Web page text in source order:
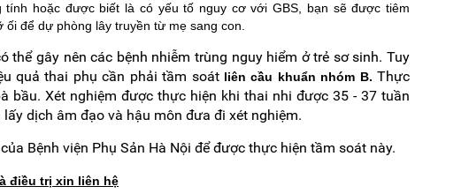
tính hoặc được biết là có yếu tố nguy cơ với GBS, bạn sẽ được tiêm
ối để dự phòng lây truyền từ mẹ sang con.
thể gây nên các bệnh nhiễm trùng nguy hiểm ở trẻ sơ sinh. Tuy
quả thai phụ cần phải tầm soát liên cầu khuẩn nhóm B.Thực
bầu. Xét nghiệm được thực hiện khi thai nhi được 35 - 37 tuần
dịch âm đạo và hậu môn đưa đi xét nghiệm.
Bệnh viện Phụ Sản Hà Nội để được thực hiện tầm soát này.
điều trị xin liên hệ